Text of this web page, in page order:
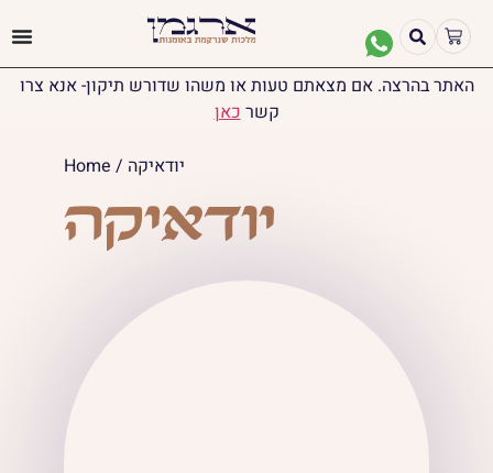
האתר בהרצה. אם מצאתם טעות או משהו שדורש תיקון- אנא צרו
קשרכאן
Home / יודאיקה
יודאיקה